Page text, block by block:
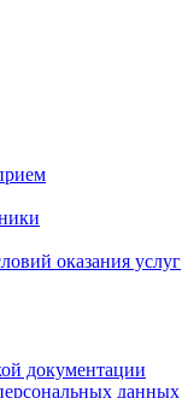
оказания услуг
документации
данных